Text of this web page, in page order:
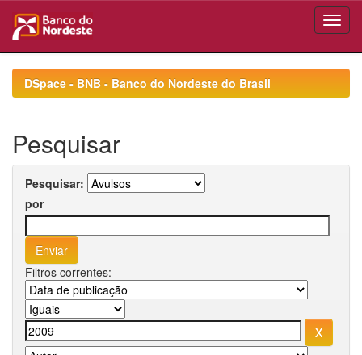
navigationDSpace - BNB - Banco do Nordeste do Brasil
Pesquisar
Pesquisar:
por
Filtros correntes: